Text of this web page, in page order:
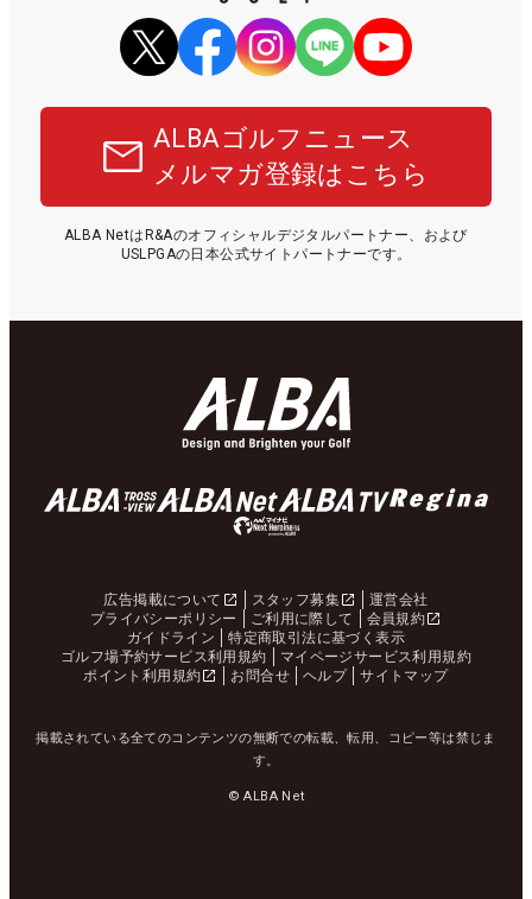
ALBAゴルフニュース
メルマガ登録はこちら
ALBA NetはR&Aのオフィシャルデジタルパートナー、および
USLPGAの日本公式サイトパートナーです。
広告掲載について スタッフ募集
運営会社
プライバシーポリシー
ご利用に際して
会員規約
ガイドライン
特定商取引法に基づく表示
ゴルフ場予約サービス利用規約
マイページサービス利用規約
ポイント利用規約
お問合せ ヘルプ サイトマップ
掲載されている全てのコンテンツの無断での転載、転用、コピー等は禁じま
す。
© ALBA Net